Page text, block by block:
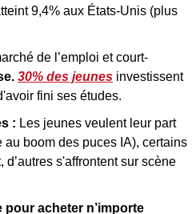
9,4% aux États-Unis (plus
de l’emploi et court-
30% des jeunes investissent
fini ses études.
: Les jeunes veulent leur part
au boom des puces IA), certains
s'affrontent sur scène
pour acheter n’importe